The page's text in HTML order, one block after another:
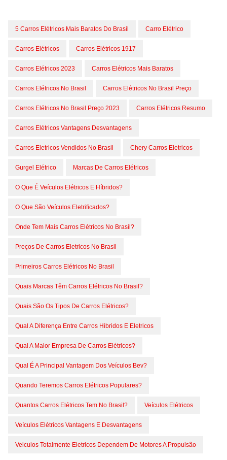
5 Carros Elétricos Mais Baratos Do Brasil Carro Elétrico
Carros Elétricos Carros Elétricos 1917
Carros Elétricos 2023 Carros Elétricos Mais Baratos
Carros Elétricos No Brasil Carros Elétricos No Brasil Preço
Carros Elétricos No Brasil Preço 2023 Carros Elétricos Resumo
Carros Elétricos Vantagens Desvantagens
Carros Eletricos Vendidos No Brasil Chery Carros Eletricos
Gurgel Elétrico Marcas De Carros Elétricos
O Que É Veículos Elétricos E Híbridos?
O Que São Veículos Eletrificados?
Onde Tem Mais Carros Elétricos No Brasil?
Preços De Carros Eletricos No Brasil
Primeiros Carros Elétricos No Brasil
Quais Marcas Têm Carros Elétricos No Brasil?
Quais São Os Tipos De Carros Elétricos?
Qual A Diferença Entre Carros Hibridos E Eletricos
Qual A Maior Empresa De Carros Elétricos?
Qual É A Principal Vantagem Dos Veículos Bev?
Quando Teremos Carros Elétricos Populares?
Quantos Carros Elétricos Tem No Brasil? Veículos Elétricos
Veículos Elétricos Vantagens E Desvantagens
Veiculos Totalmente Eletricos Dependem De Motores A Propulsão